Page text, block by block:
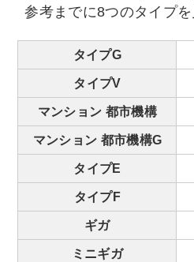
参考までに8つのタイプを
タイプG
タイプV
マンション 都市機構
マンション 都市機構G
タイプE
タイプF
ギガ
ミニギガ